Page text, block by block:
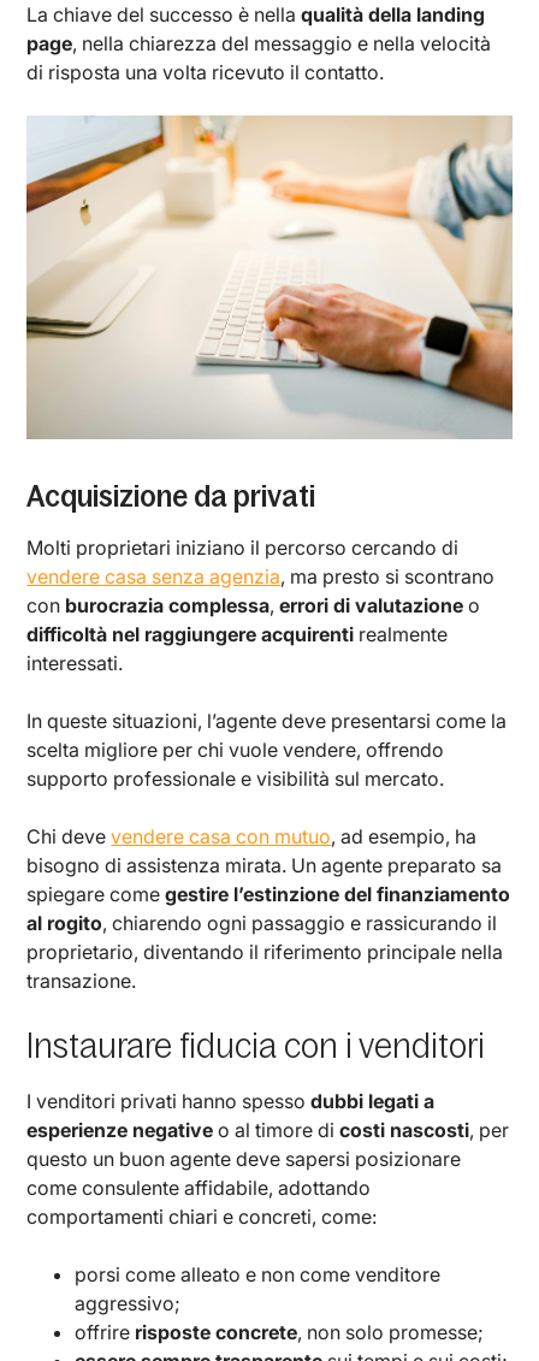
La chiave del successo è nellaqualità della landing
page, nella chiarezza del messaggio e nella velocità
di risposta una volta ricevuto il contatto.
Acquisizione da privati
Molti proprietari iniziano il percorso cercando di
vendere casa senza agenzia, ma presto si scontrano
con burocrazia complessa,errori di valutazione o
difficoltà nel raggiungere acquirenti realmente
interessati.
In queste situazioni, l’agente deve presentarsi come la
scelta migliore per chi vuole vendere, offrendo
supporto professionale e visibilità sul mercato.
Chi devevendere casa con mutuo, ad esempio, ha
bisogno di assistenza mirata. Un agente preparato sa
spiegare comegestire l’estinzione del finanziamento
al rogito, chiarendo ogni passaggio e rassicurando il
proprietario, diventando il riferimento principale nella
transazione.
Instaurare fiducia con i venditori
I venditori privati hanno spessodubbi legati a
esperienze negative o al timore di costi nascosti, per
questo un buon agente deve sapersi posizionare
come consulente affidabile, adottando
comportamenti chiari e concreti, come:
porsi come alleato e non come venditore
aggressivo;
offrire risposte concrete, non solo promesse;